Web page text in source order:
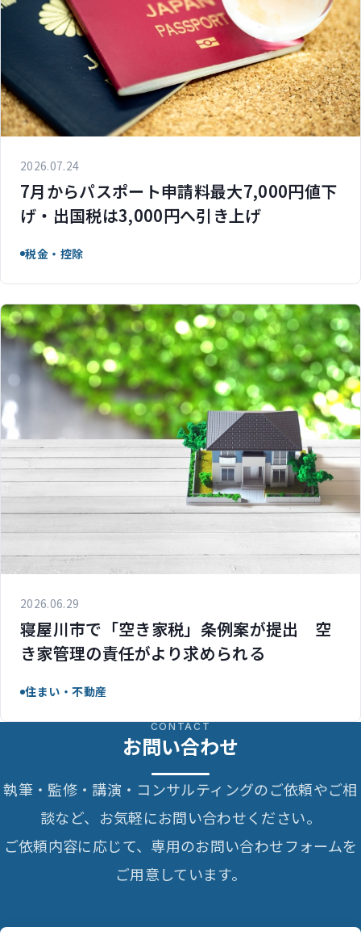
2026.07.24
7月からパスポート申請料最大7,000円値下
げ・出国税は3,000円へ引き上げ
税金・控除
2026.06.29
寝屋川市で「空き家税」条例案が提出 空
き家管理の責任がより求められる
住まい・不動産
CONTACT
お問い合わせ
執筆・監修・講演・コンサルティングのご依頼やご相
談など、お気軽にお問い合わせください。
ご依頼内容に応じて、専用のお問い合わせフォームを
ご用意しています。